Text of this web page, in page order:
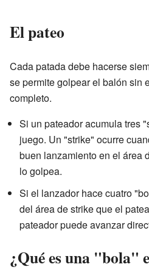
El pateo
Cada patada debe hacerse
se permite golpear el balón sin
completo.
Si un pateador acumula tres
juego. Un "strike" ocurre
buen lanzamiento en el área
lo golpea.
Si el lanzador hace cuatro
del área de strike que el
pateador puede avanzar
¿Qué es una "bola"